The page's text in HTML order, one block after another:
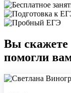
Вы скажете
помогли